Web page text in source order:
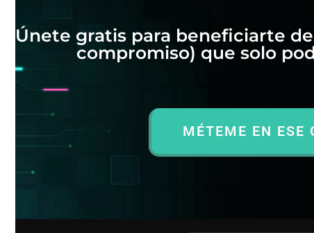
Únete gratis para beneficiarte
compromiso) que solo
MÉTEME EN ESE